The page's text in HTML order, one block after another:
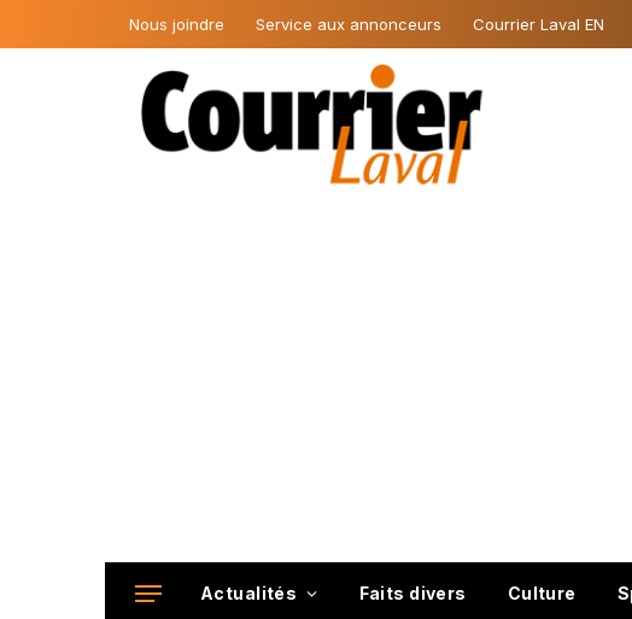
Nous joindre Service aux annonceurs Courrier Laval EN
Actualités Faits divers Culture